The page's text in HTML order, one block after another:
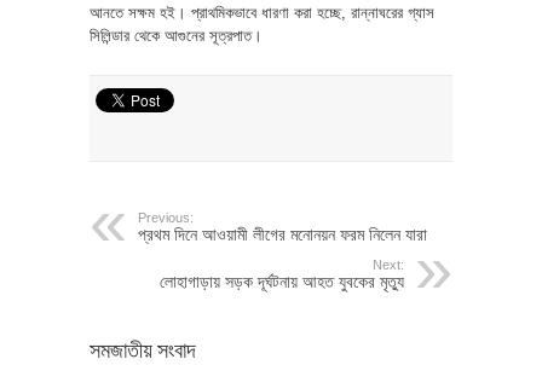
আনতে সক্ষম হই। প্রাথমিকভাবে ধারণা করা হচ্ছে, রান্নাঘরের গ্যাস
সিলিন্ডার থেকে আগুনের সূত্রপাত।
Previous:
প্রথম দিনে আওয়ামী লীগের মনোনয়ন ফরম নিলেন যারা
Next:
লোহাগাড়ায় সড়ক দূর্ঘটনায় আহত যুবকের মৃত্যু
সমজাতীয় সংবাদ